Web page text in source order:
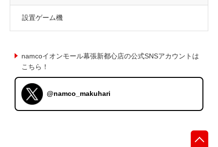
設置ゲーム機
namcoイオンモール幕張新都心店の公式SNSアカウントは
こちら！
@namco_makuhari